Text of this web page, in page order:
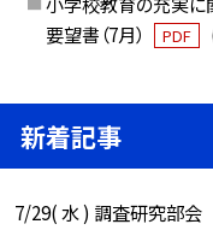
要望書（7月）
PDF
新着記事
7/29( 水 ) 調査研究部会